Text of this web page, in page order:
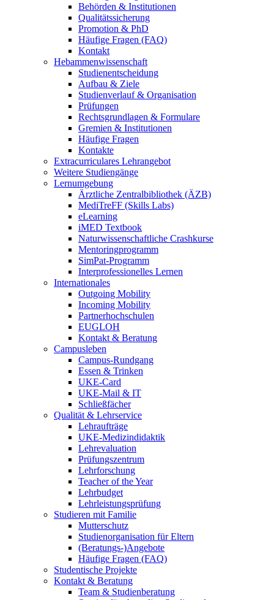
Behörden & Institutionen
Qualitätssicherung
Promotion & PhD
Häufige Fragen (FAQ)
Kontakt
Hebammenwissenschaft
Studienentscheidung
Aufbau & Ziele
Studienverlauf & Organisation
Prüfungen
Rechtsgrundlagen & Formulare
Gremien & Institutionen
Häufige Fragen
Kontakte
Extracurriculares Lehrangebot
Weitere Studiengänge
Lernumgebung
Ärztliche Zentralbibliothek (ÄZB)
MediTreFF (Skills Labs)
eLearning
iMED Textbook
Naturwissenschaftliche Crashkurse
Mentoringprogramm
SimPat-Programm
Interprofessionelles Lernen
Internationales
Outgoing Mobility
Incoming Mobility
Partnerhochschulen
EUGLOH
Kontakt & Beratung
Campusleben
Campus-Rundgang
Essen & Trinken
UKE-Card
UKE-Mail & IT
Schließfächer
Qualität & Lehrservice
Lehraufträge
UKE-Medizindidaktik
Lehrevaluation
Prüfungszentrum
Lehrforschung
Teacher of the Year
Lehrbudget
Lehrleistungsprüfung
Studieren mit Familie
Mutterschutz
Studienorganisation für Eltern
(Beratungs-)Angebote
Häufige Fragen (FAQ)
Studentische Projekte
Kontakt & Beratung
Team & Studienberatung